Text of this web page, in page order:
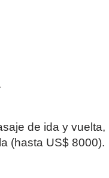
de ida y
(hasta US$ 8000).